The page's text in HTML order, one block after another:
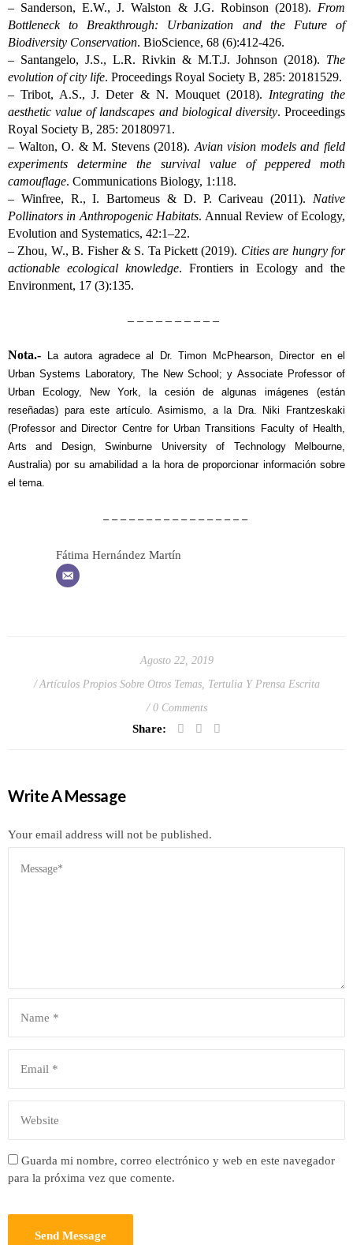
– Sanderson, E.W., J. Walston & J.G. Robinson (2018). From
Bottleneck to Breakthrough: Urbanization and the Future of
Biodiversity Conservation. BioScience, 68 (6):412-426.
– Santangelo, J.S., L.R. Rivkin & M.T.J. Johnson (2018). The
evolution of city life. Proceedings Royal Society B, 285: 20181529.
– Tribot, A.S., J. Deter & N. Mouquet (2018). Integrating the
aesthetic value of landscapes and biological diversity. Proceedings
Royal Society B, 285: 20180971.
– Walton, O. & M. Stevens (2018).Avian vision models and field
experiments determine the survival value of peppered moth
camouflage. Communications Biology, 1:118.
– Winfree, R., I. Bartomeus & D. P. Cariveau (2011). Native
Pollinators in Anthropogenic Habitats. Annual Review of Ecology,
Evolution and Systematics, 42:1–22.
– Zhou, W., B. Fisher & S. Ta Pickett (2019). Cities are hungry for
actionable ecological knowledge. Frontiers in Ecology and the
Environment, 17 (3):135.
– – – – – – – – – –
Nota.-
La autora agradece al Dr. Timon McPhearson, Director en el
Urban Systems Laboratory, The New School; y Associate Professor of
Urban Ecology, New York, la cesión de algunas imágenes (están
reseñadas) para este artículo. Asimismo, a la Dra. Niki Frantzeskaki
(Professor and Director Centre for Urban Transitions Faculty of Health,
Arts and Design, Swinburne University of Technology Melbourne,
Australia) por su amabilidad a la hora de proporcionar información sobre
el tema.
– – – – – – – – – – – – – – – – –
Fátima Hernández Martín
Agosto 22, 2019
Artículos Propios Sobre Otros Temas, Tertulia Y Prensa Escrita
0 Comments
Share:
Write A Message
Your email address will not be published.
Guarda mi nombre, correo electrónico y web en este navegador
para la próxima vez que comente.